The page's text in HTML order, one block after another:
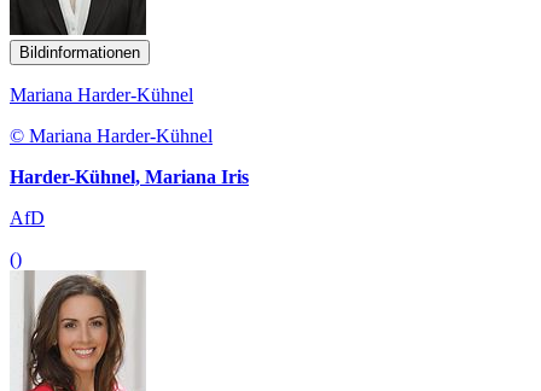
Bildinformationen
Mariana Harder-Kühnel
© Mariana Harder-Kühnel
Harder-Kühnel, Mariana Iris
AfD
()